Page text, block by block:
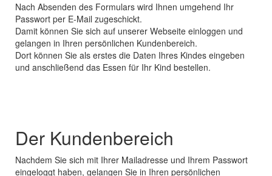
Nach Absenden des Formulars wird Ihnen umgehend Ihr
Passwort per E-Mail zugeschickt.
Damit können Sie sich auf unserer Webseite einloggen und
gelangen in Ihren persönlichen Kundenbereich.
Dort können Sie als erstes die Daten Ihres Kindes eingeben
und anschließend das Essen für Ihr Kind bestellen.
Der Kundenbereich
Nachdem Sie sich mit Ihrer Mailadresse und Ihrem Passwort
eingeloggt haben, gelangen Sie in Ihren persönlichen